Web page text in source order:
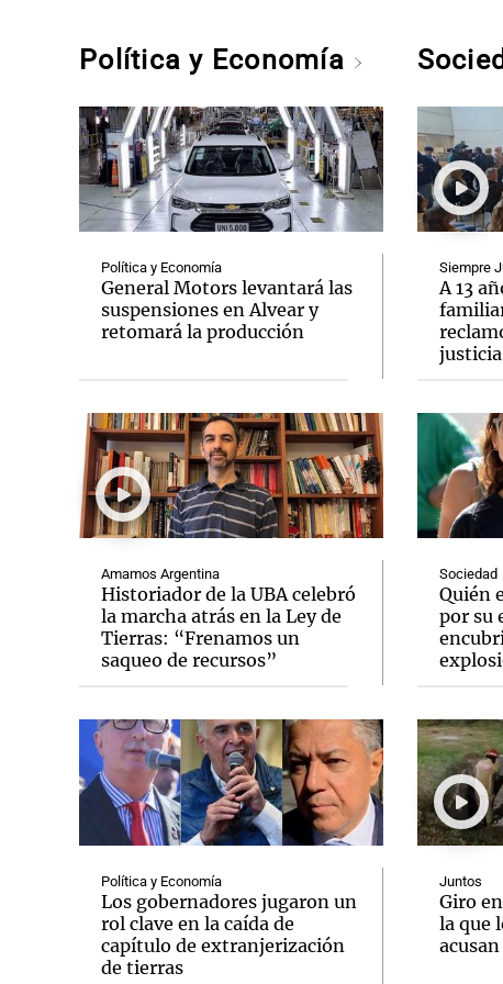
Política y Economía
Política y Economía
General Motors levantará las
suspensiones en Alvear y
retomará la producción
Amamos Argentina
Historiador de la UBA celebró
la marcha atrás en la Ley de
Tierras: “Frenamos un
saqueo de recursos”
Política y Economía
Los gobernadores jugaron un
rol clave en la caída de
capítulo de extranjerización
de tierras
Siempre
A 13
justicia
Sociedad
Quién
por su
Juntos
Giro
la que
Notas